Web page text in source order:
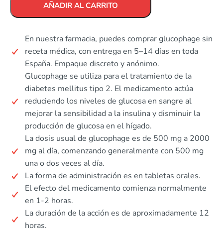
AÑADIR AL CARRITO
En nuestra farmacia, puedes comprar glucophage sin
receta médica, con entrega en 5–14 días en toda
España. Empaque discreto y anónimo.
Glucophage se utiliza para el tratamiento de la
diabetes mellitus tipo 2. El medicamento actúa
reduciendo los niveles de glucosa en sangre al
mejorar la sensibilidad a la insulina y disminuir la
producción de glucosa en el hígado.
La dosis usual de glucophage es de 500 mg a 2000
mg al día, comenzando generalmente con 500 mg
una o dos veces al día.
La forma de administración es en tabletas orales.
El efecto del medicamento comienza normalmente
en 1-2 horas.
La duración de la acción es de aproximadamente 12
horas.